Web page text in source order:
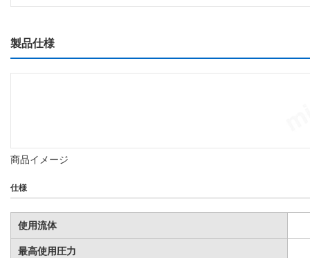
製品仕様
商品イメージ
仕様
使用流体
最高使用圧力